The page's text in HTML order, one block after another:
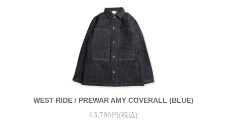
WEST RIDE / PREWAR AMY COVERALL (BLUE)
43,780円(税込)